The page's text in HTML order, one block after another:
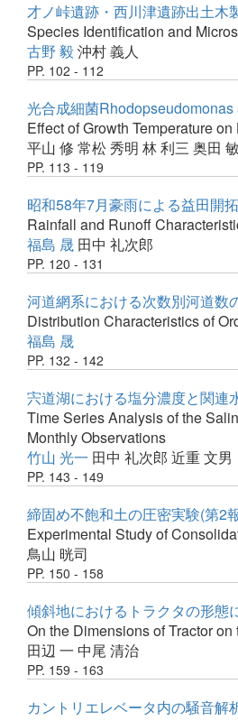
才ノ峠遺跡・西川津遺跡出土木
Species Identification and
古野 毅沖村 義人
PP. 102 - 112
光合成細菌
Effect of Growth Temperature
平山 修 常松 秀明 林 利三 奥田
PP. 113 - 119
昭和58年7月豪雨による益田開
Rainfall and Runoff
福島 晟 田中 礼次郎
PP. 120 - 131
河道網系における次数別河道数
Distribution Characteristics of
福島 晟
PP. 132 - 142
宍道湖における塩分濃度と関連
Time Series Analysis of the
Monthly Observations
竹山 光一 田中 礼次郎 近重 文男
PP. 143 - 149
締固め不飽和土の圧密実験(第2
Experimental Study of
鳥山 晄司
PP. 150 - 158
傾斜地におけるトラクタの形態
On the Dimensions of Tractor
田辺 一 中尾 清治
PP. 159 - 163
カントリエレベータ内の騒音解